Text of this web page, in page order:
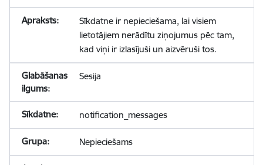
Sīkdatne ir nepieciešama, lai visiem
lietotājiem nerādītu ziņojumus pēc tam,
kad viņi ir izlasījuši un aizvēruši tos.
Sesija
notification_messages
Nepieciešams